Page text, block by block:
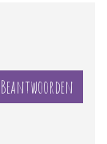
Beantwoorden